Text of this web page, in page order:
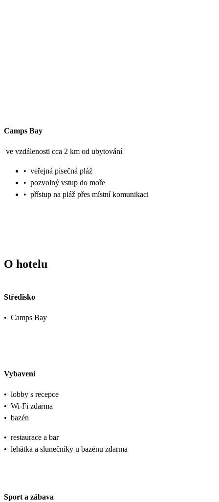
Camps Bay
ve vzdálenosti cca 2 km od ubytování
• veřejná písečná pláž
• pozvolný vstup do moře
• přístup na pláž přes místní komunikaci
O hotelu
Středisko
• Camps Bay
Vybavení
• lobby s recepce
• Wi-Fi zdarma
• bazén
• restaurace a bar
• lehátka a slunečníky u bazénu zdarma
Sport a zábava